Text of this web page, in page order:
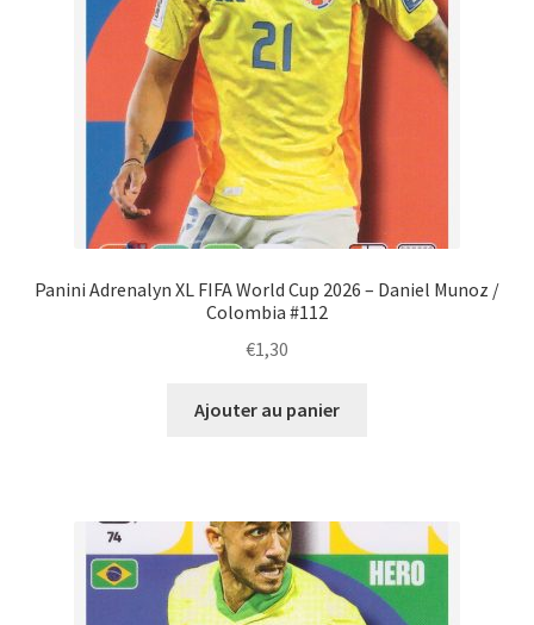
Panini Adrenalyn XL FIFA World Cup 2026 – Daniel Munoz /
Colombia #112
€1,30
Ajouter au panier